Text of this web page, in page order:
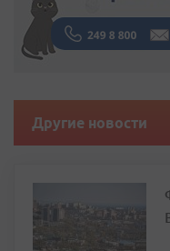
Другие новости